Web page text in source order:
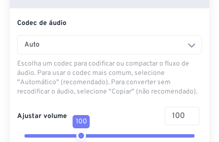
Codec de áudio
Auto
Escolha um codec para codificar ou compactar o fluxo de
áudio. Para usar o codec mais comum, selecione
"Automático" (recomendado). Para converter sem
recodificar o áudio, selecione "Copiar" (não recomendado).
Ajustar volume
100